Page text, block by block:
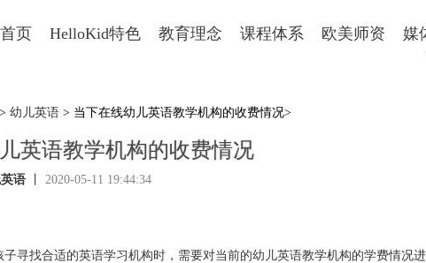
首页 HelloKid特色 教育理念 课程体系 欧美师资 媒
> 幼儿英语 > 当下在线幼儿英语教学机构的收费情况>
英语教学机构的收费情况
语 2020-05-11 19:44:34
子寻找合适的英语学习机构时，需要对当前的幼儿英语教学机构的学费情况